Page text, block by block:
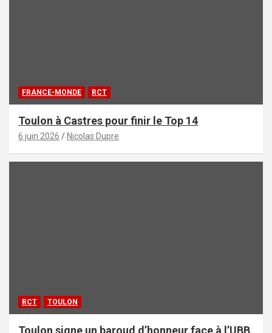
FRANCE-MONDE RCT
Toulon à Castres pour finir le Top 14
6 juin 2026 Nicolas Dupre
RCT TOULON
Toulon signe un baroud d’honneur face à l’UBB